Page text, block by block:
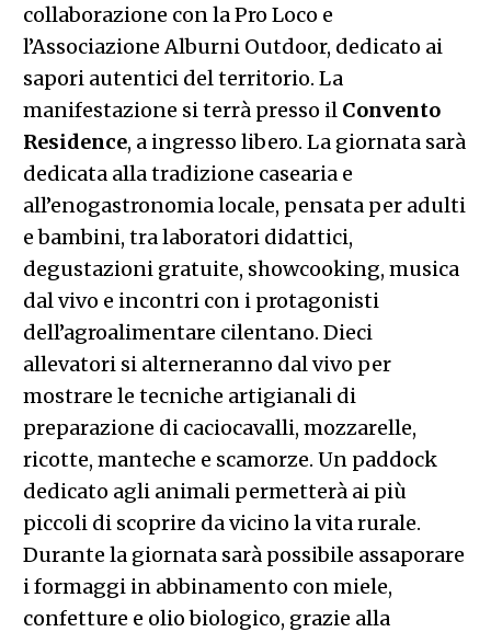
collaborazione con la Pro Loco e
l’Associazione Alburni Outdoor, dedicato ai
sapori autentici del territorio. La
manifestazione si terrà presso il Convento
Residence, a ingresso libero. La giornata sarà
dedicata alla tradizione casearia e
all’enogastronomia locale, pensata per adulti
e bambini, tra laboratori didattici,
degustazioni gratuite, showcooking, musica
dal vivo e incontri con i protagonisti
dell’agroalimentare cilentano. Dieci
allevatori si alterneranno dal vivo per
mostrare le tecniche artigianali di
preparazione di caciocavalli, mozzarelle,
ricotte, manteche e scamorze. Un paddock
dedicato agli animali permetterà ai più
piccoli di scoprire da vicino la vita rurale.
Durante la giornata sarà possibile assaporare
i formaggi in abbinamento con miele,
confetture e olio biologico, grazie alla